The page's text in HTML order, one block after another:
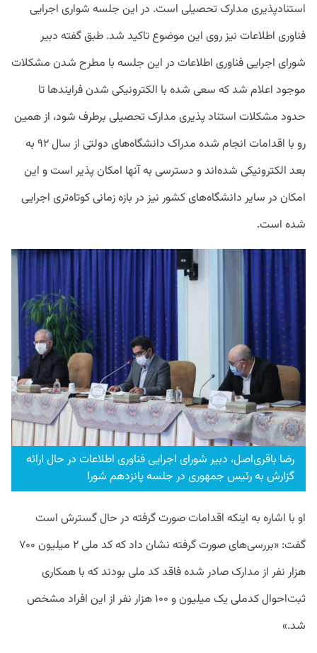
استنادپذیری مدارک تحصیلی است. در این جلسه شواری اجرایی
فناوری اطلاعات نیز روی این موضوع تاکید شد. طبق گفته دبیر
شورای اجرایی فناوری اطلاعات در این جلسه با مطرح شدن مشکلات
موجود اعلام شد که سعی شده با الکترونیکی شدن فرایندها تا
حدود مشکلات استناد پذیری مدارک تحصیلی برطرف شود، از همین
رو با اقدامات انجام شده مدراک دانشگاه‌های دولتی از سال ۹۲ به
بعد الکترونیکی شده‌اند و دسترسی به آنها امکان پذیر است و این
امکان در سایر دانشگاه‌های کشور نیز در بازه زمانی کوتاه‌تری اجرایی
شده است.
رضا باقری‌اصل، دبیر شورای اجرایی فناوری اطلاعات در حال ارائه
گزارش به رئیس جمهوری در جلسه پانزدهم شورا
او با اشاره به اینکه اقدامات صورت گرفته در حال گسترش است
گفت: «بررسی‌های صورت گرفته نشان داد که کد ملی ۲ میلیون ۷۰۰
هزار نفر از مدارک صادر شده فاقد کد ملی بودند که با همکاری
ثبت‌احوال کدملی یک میلیون و ۱۰۰ هزار نفر از این افراد مشخص
شد.»